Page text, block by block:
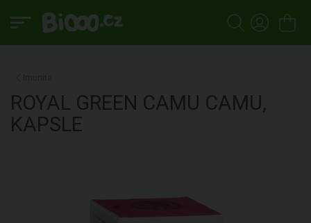
ROYAL GREEN CAMU CAMU,
KAPSLE